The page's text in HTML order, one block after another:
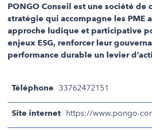
PONGO Conseil est une société de
stratégie qui accompagne les PME
approche ludique et participative
enjeux ESG, renforcer leur
performance durable un levier
Téléphone 33762472151
Site internet https://www.pongo-